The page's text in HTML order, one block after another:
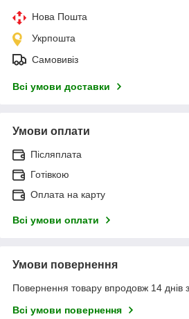
Нова Пошта
Укрпошта
Самовивіз
Всі умови доставки
Умови оплати
Післяплата
Готівкою
Оплата на карту
Всі умови оплати
Умови повернення
Повернення товару впродовж 14 днів
Всі умови повернення